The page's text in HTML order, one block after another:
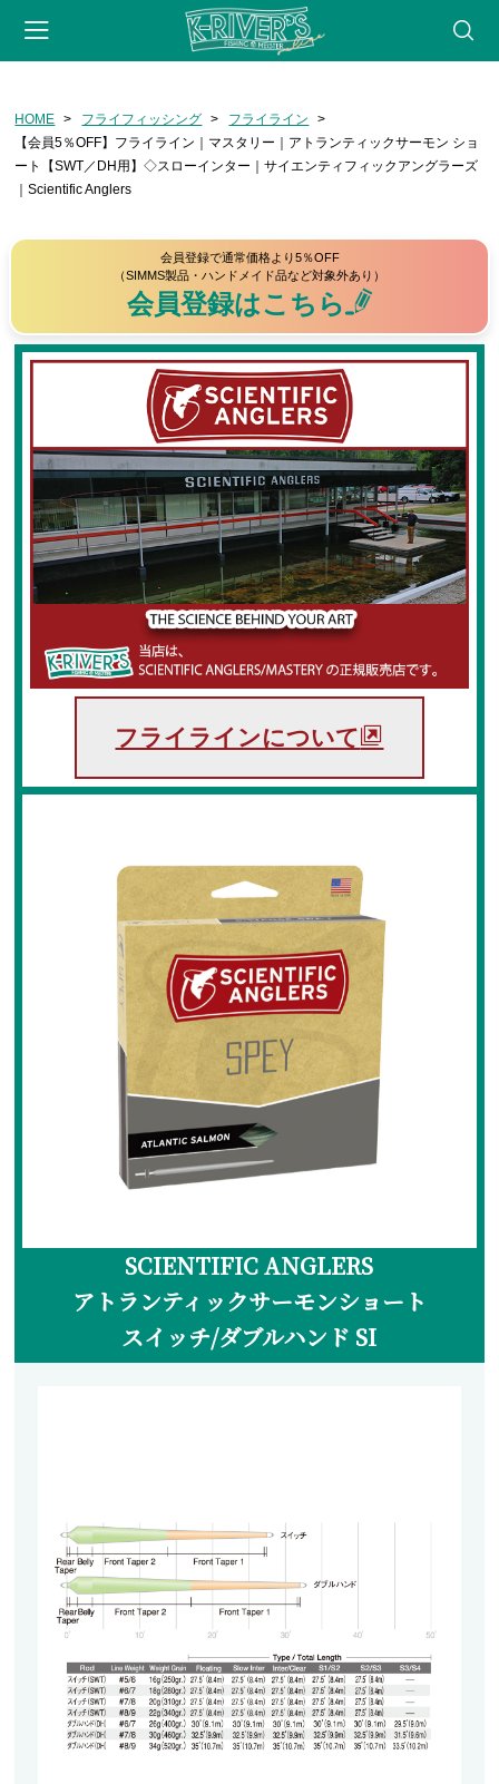
会員登録 マイページ カート webサイト
CATEGORY
フライライン
リーダー・ティペット
フライ用アクセサリー
タイイングツール
フライ（完成品）
フライケース
フライマテリアル
マテリアル（コンプリート）
マテリアル（スレッド・ティンセル系）
ルアーフィッシング
ロッド
ルアーケース
ランディングネット
ランディングネット
マグネットリリーサー
ネットホルダー
レザーチェーン
レザーシース
交換用ネット
ウェーディングギア
ウェーダー
アクセサリー
フライ・ルアーケース
アウトレット
フライライン
フライマテリアル
HOME フライフィッシング
フライライン
【会員5％OFF】フライライン｜マスタリー｜アトランティックサーモン ショ
ート【SWT／DH用】◇スローインター｜サイエンティフィックアングラーズ
｜Scientific Anglers
会員登録で通常価格より5％OFF
（SIMMS製品・ハンドメイド品など対象外あり）
会員登録はこちら
フライラインについて
SCIENTIFIC ANGLERS
アトランティックサーモンショート
スイッチ/ダブルハンド SI